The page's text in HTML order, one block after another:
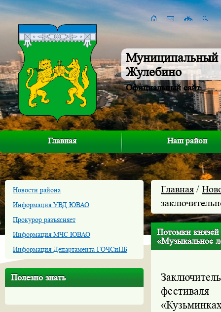
Муниципальный
Жулебино
Официальный сайт
Главная Наш район
Новости района
Информация УВД ЮВАО
Прокурор разъясняет
Информация МЧС ЮВАО
Информация Департамента ГОЧСиПБ
Полезно знать
Главная /
Потомки
«Музыкальное